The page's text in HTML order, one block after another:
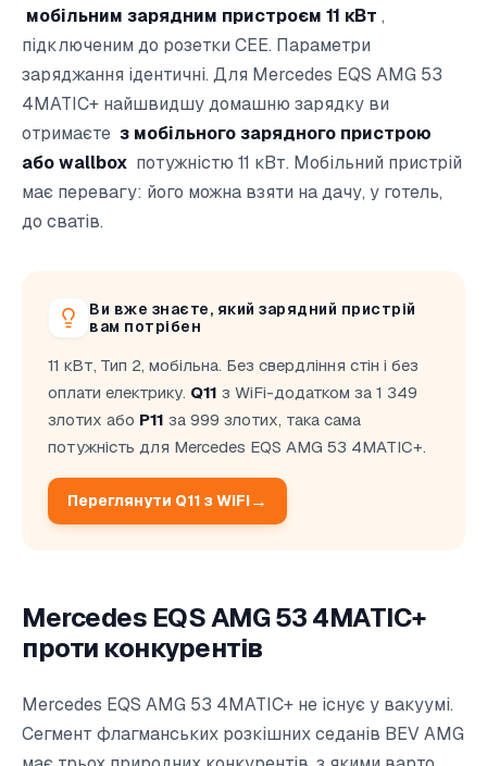
мобільним зарядним пристроєм 11 кВт ,
підключеним до розетки CEE. Параметри
заряджання ідентичні. Для Mercedes EQS AMG 53
4MATIC+ найшвидшу домашню зарядку ви
отримаєте з мобільного зарядного пристрою
або wallbox потужністю 11 кВт. Мобільний пристрій
має перевагу: його можна взяти на дачу, у готель,
до сватів.
Ви вже знаєте, який зарядний пристрій
вам потрібен
11 кВт, Тип 2, мобільна. Без свердління стін і без
оплати електрику. Q11 з WiFi-додатком за 1 349
злотих або P11 за 999 злотих, така сама
потужність для Mercedes EQS AMG 53 4MATIC+.
Переглянути Q11 з WiFi
Mercedes EQS AMG 53 4MATIC+
проти конкурентів
Mercedes EQS AMG 53 4MATIC+ не існує у вакуумі.
Сегмент флагманських розкішних седанів BEV AMG